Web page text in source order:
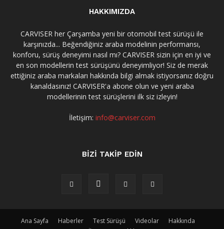
HAKKIMIZDA
CARVISER her Çarşamba yeni bir otomobil test sürüşü ile
karşınızda... Beğendiğiniz araba modelinin performansı,
konforu, sürüş deneyimi nasıl mı? CARVISER sizin için en iyi ve
en son modellerin test sürüşünü deneyimliyor! Siz de merak
ettiğiniz araba markaları hakkında bilgi almak istiyorsanız doğru
kanaldasınız! CARVISER'a abone olun ve yeni araba
modellerinin test sürüşlerini ilk siz izleyin!
İletişim: info@carviser.com
BİZİ TAKİP EDİN
Ana Sayfa Haberler Test Sürüşü Videolar
Hakkında